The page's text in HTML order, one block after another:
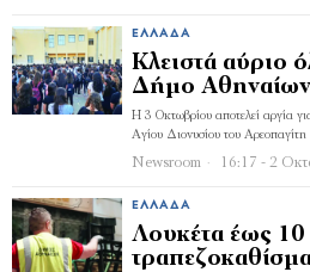
ΕΛΛΆΔΑ
Κλειστά αύριο
Δήμο Αθηναίων
Η 3 Οκτωβρίου αποτελεί αργία
Αγίου Διονυσίου του Αρεοπαγίτη
Newsroom 16:17 - 2
ΕΛΛΆΔΑ
Λουκέτα έως